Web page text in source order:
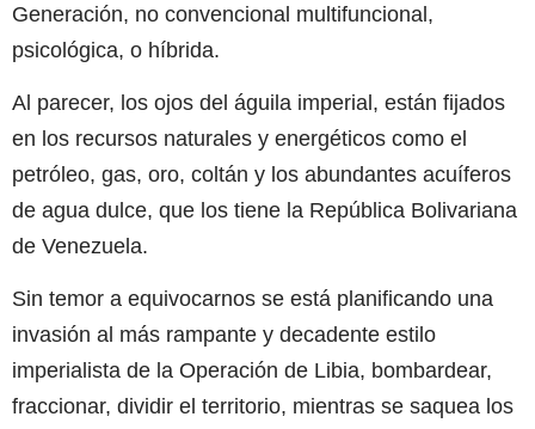
Generación, no convencional multifuncional,
psicológica, o híbrida.
Al parecer, los ojos del águila imperial, están fijados
en los recursos naturales y energéticos como el
petróleo, gas, oro, coltán y los abundantes acuíferos
de agua dulce, que los tiene la República Bolivariana
de Venezuela.
Sin temor a equivocarnos se está planificando una
invasión al más rampante y decadente estilo
imperialista de la Operación de Libia, bombardear,
fraccionar, dividir el territorio, mientras se saquea los